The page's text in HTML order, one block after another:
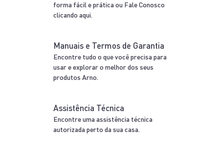
forma fácil e prática ou Fale Conosco
clicando aqui.
Manuais e Termos de Garantia
Encontre tudo o que você precisa para
usar e explorar o melhor dos seus
produtos Arno.
Assistência Técnica
Encontre uma assistência técnica
autorizada perto da sua casa.